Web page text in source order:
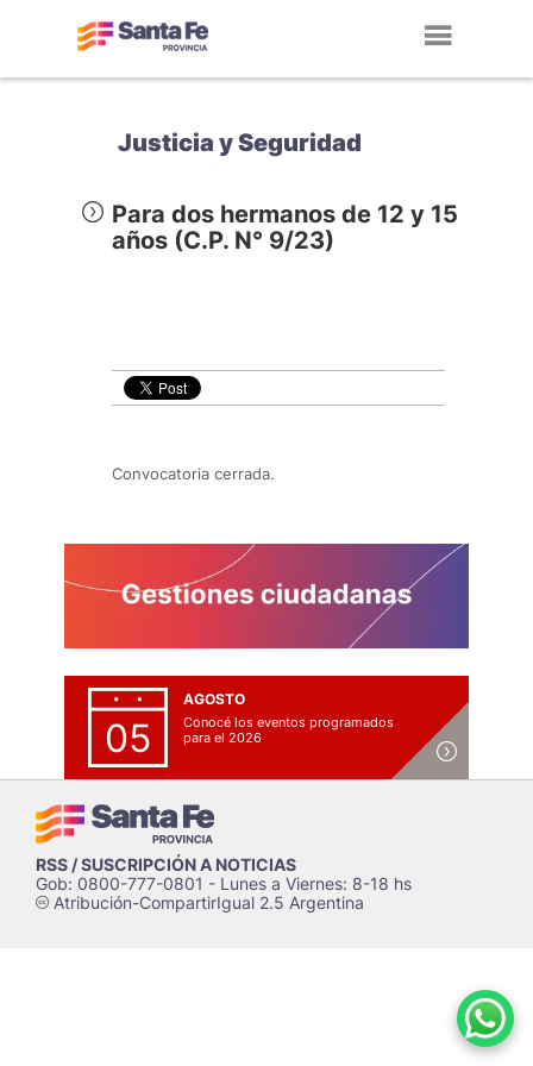
Justicia y Seguridad
Para dos hermanos de 12 y 15
años (C.P. N° 9/23)
Convocatoria cerrada.
05
AGOSTO
Conocé los eventos programados
para el 2026
RSS / SUSCRIPCIÓN A NOTICIAS
Gob: 0800-777-0801 - Lunes a Viernes: 8-18 hs
cAtribución-CompartirIgual 2.5 Argentina